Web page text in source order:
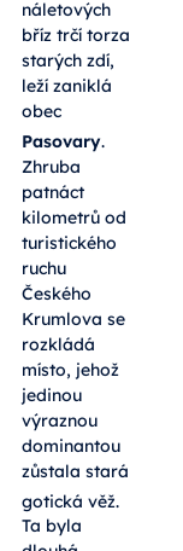
náletových
bříz trčí torza
starých zdí,
leží zaniklá
obec
Pasovary.
Zhruba
patnáct
kilometrů od
turistického
ruchu
Českého
Krumlova se
rozkládá
místo, jehož
jedinou
výraznou
dominantou
zůstala stará
gotická věž.
Ta byla